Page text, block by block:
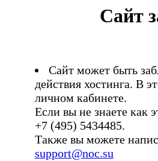
Сайт
Сайт может быть
действия хостинга. В
личном кабинете.
Если вы не знаете как
+7 (495) 5434485.
Также вы можете
support@noc.su